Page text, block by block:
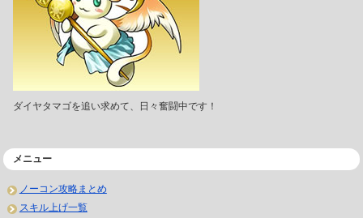
ダイヤタマゴを追い求めて、日々奮闘中です！
メニュー
ノーコン攻略まとめ
スキル上げ一覧